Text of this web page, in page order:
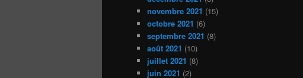
novembre 2021 (15)
octobre 2021 (6)
septembre 2021 (8)
août 2021 (10)
juillet 2021 (8)
juin 2021 (2)